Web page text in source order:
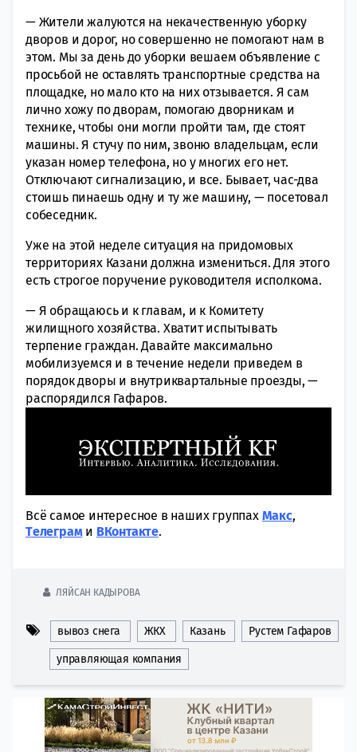
— Жители жалуются на некачественную уборку
дворов и дорог, но совершенно не помогают нам в
этом. Мы за день до уборки вешаем объявление с
просьбой не оставлять транспортные средства на
площадке, но мало кто на них отзывается. Я сам
лично хожу по дворам, помогаю дворникам и
технике, чтобы они могли пройти там, где стоят
машины. Я стучу по ним, звоню владельцам, если
указан номер телефона, но у многих его нет.
Отключают сигнализацию, и все. Бывает, час-два
стоишь пинаешь одну и ту же машину, — посетовал
собеседник.
Уже на этой неделе ситуация на придомовых
территориях Казани должна измениться. Для этого
есть строгое поручение руководителя исполкома.
— Я обращаюсь и к главам, и к Комитету
жилищного хозяйства. Хватит испытывать
терпение граждан. Давайте максимально
мобилизуемся и в течение недели приведем в
порядок дворы и внутриквартальные проезды, —
распорядился Гафаров.
Всё самое интересное в наших группах Макс,
Tелеграми ВКонтакте.
ЛЯЙСАН КАДЫРОВА
вывоз снега ЖКХ Казань Рустем Гафаров
управляющая компания